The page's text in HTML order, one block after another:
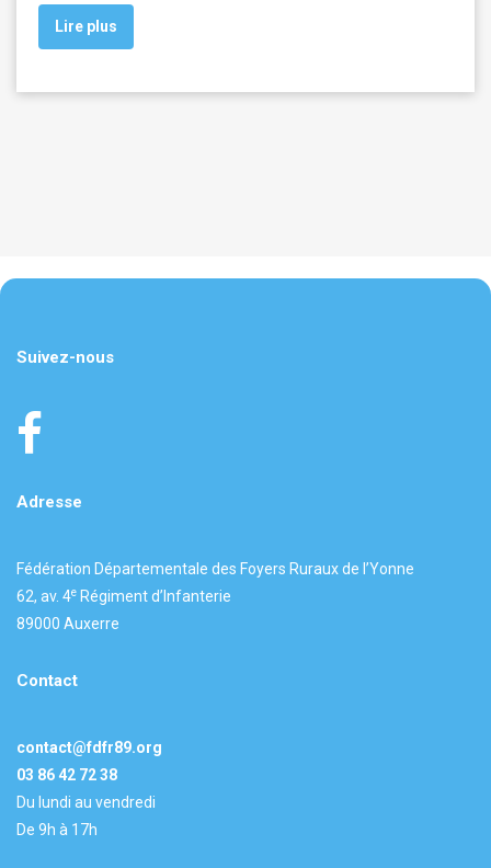
Lire plus
Suivez-nous
Adresse
Fédération Départementale des Foyers Ruraux de l’Yonne
62, av. 4e Régiment d’Infanterie
89000 Auxerre
Contact
contact@fdfr89.org
03 86 42 72 38
Du lundi au vendredi
De 9h à 17h